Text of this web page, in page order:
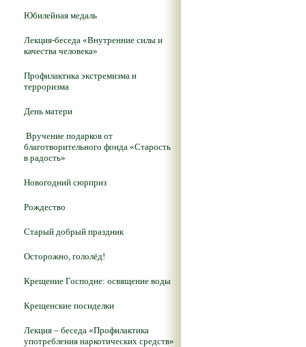
Юбилейная медаль
Лекция-беседа «Внутренние силы и
качества человека»
Профилактика экстремизма и
терроризма
День матери
Вручение подарков от
благотворительного фонда «Старость
в радость»
Новогодний сюрприз
Рождество
Старый добрый праздник
Осторожно, гололёд!
Крещение Господне: освящение воды
Крещенские посиделки
Лекция – беседа «Профилактика
употребления наркотических средств»